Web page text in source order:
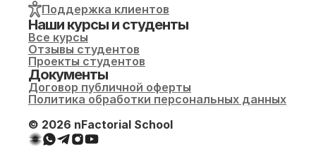
Поддержка клиентов
Наши курсы и студенты
Все курсы
Отзывы студентов
Проекты студентов
Документы
Договор публичной оферты
Политика обработки персональных данных
© 2026 nFactorial School